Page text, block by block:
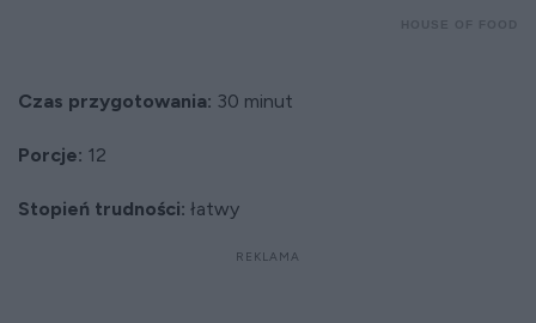
Czas przygotowania: 30 minut
Porcje: 12
Stopień trudności: łatwy